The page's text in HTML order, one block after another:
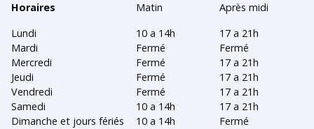
Horaires Matin
Après midi
Lundi
10 a 14h
17 a 21h
Mardi
Fermé
Fermé
Mercredi
Fermé
17 a 21h
Jeudi
Fermé
17 a 21h
Vendredi
Fermé
17 a 21h
Samedi
10 a 14h
17 a 21h
Dimanche et jours fériés
10 a 14h Fermé